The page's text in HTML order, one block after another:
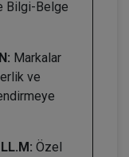
Bilgi-Belge
Markalar
ve
Özel